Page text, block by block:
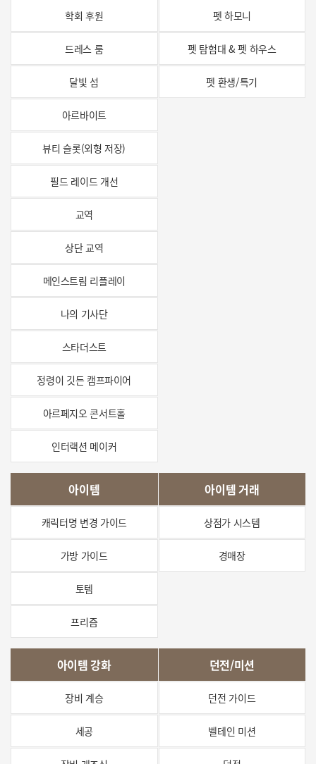
학회 후원
드레스 룸
달빛 섬
아르바이트
뷰티 슬롯(외형 저장)
필드 레이드 개선
교역
상단 교역
메인스트림 리플레이
나의 기사단
스타더스트
정령이 깃든 캠프파이어
아르페지오 콘서트홀
인터랙션 메이커
펫 하모니
펫 탐험대 & 펫 하우스
펫 환생/특기
아이템
캐릭터명 변경 가이드
가방 가이드
토템
프리즘
아이템 거래
상점가 시스템
경매장
아이템 강화
장비 계승
세공
던전/미션
던전 가이드
벨테인 미션